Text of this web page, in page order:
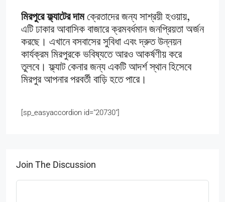
মিরপুরে ফ্ল্যাটের দামক্রেতাদের জন্য সাশ্রয়ী হওয়ায়,
এটি ঢাকার আবাসিক বাজারে ক্রমবর্ধমান জনপ্রিয়তা অর্জন
করছে। এখানে বসবাসের সুবিধা এবং দ্রুত উন্নয়ন
কার্যক্রম মিরপুরকে ভবিষ্যতে আরও আকর্ষণীয় করে
তুলবে। ফ্ল্যাট কেনার জন্য একটি আদর্শ স্থান হিসেবে
মিরপুর আপনার পরবর্তী বাড়ি হতে পারে।
[sp_easyaccordion id="20730"]
Join The Discussion